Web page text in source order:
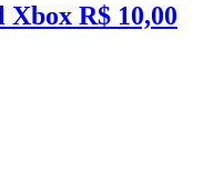
R$ 10,00